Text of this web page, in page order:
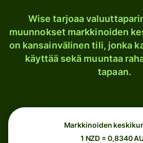
Wise tarjoaa
muunnokset markkinoiden
on kansainvälinen tili, jonka
käyttää sekä muuntaa
tapaan.
Markkinoiden
1 NZD = 0,8340